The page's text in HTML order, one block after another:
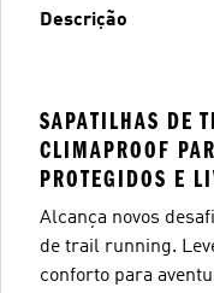
Descrição
SAPATILHAS DE
CLIMAPROOF
PROTEGIDOS E
Alcança novos
de trail running.
conforto para